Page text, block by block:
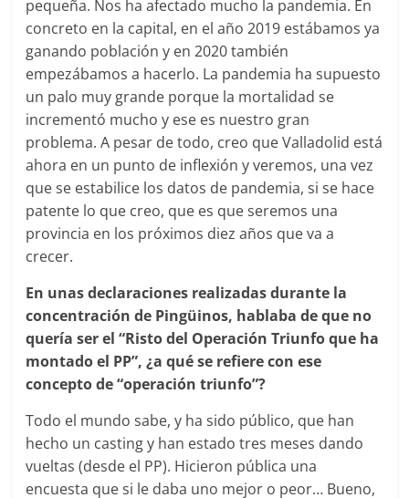
pequeña. Nos ha afectado mucho la pandemia. En
concreto en la capital, en el año 2019 estábamos ya
ganando población y en 2020 también
empezábamos a hacerlo. La pandemia ha supuesto
un palo muy grande porque la mortalidad se
incrementó mucho y ese es nuestro gran
problema. A pesar de todo, creo que Valladolid está
ahora en un punto de inflexión y veremos, una vez
que se estabilice los datos de pandemia, si se hace
patente lo que creo, que es que seremos una
provincia en los próximos diez años que va a
crecer.
En unas declaraciones realizadas durante la
concentración de Pingüinos, hablaba de que no
quería ser el “Risto del Operación Triunfo que ha
montado el PP”, ¿a qué se refiere con ese
concepto de “operación triunfo”?
Todo el mundo sabe, y ha sido público, que han
hecho un casting y han estado tres meses dando
vueltas (desde el PP). Hicieron pública una
encuesta que si le daba uno mejor o peor… Bueno,